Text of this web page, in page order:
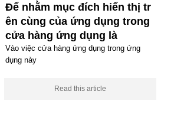
Để nhằm mục đích hiển thị tr
ên cùng của ứng dụng trong
cửa hàng ứng dụng là
Vào việc cửa hàng ứng dụng trong ứng
dụng này
Read this article